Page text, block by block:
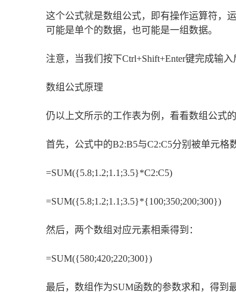
这个公式就是数组公式，即有操作运算符，
可能是单个的数据，也可能是一组数据。
注意，当我们按下Ctrl+Shift+Enter键完成输
数组公式原理
仍以上文所示的工作表为例，看看数组公式
首先，公式中的B2:B5与C2:C5分别被单元格
=SUM({5.8;1.2;1.1;3.5}*C2:C5)
=SUM({5.8;1.2;1.1;3.5}*{100;350;200;300})
然后，两个数组对应元素相乘得到：
=SUM({580;420;220;300})
最后，数组作为SUM函数的参数求和，得到